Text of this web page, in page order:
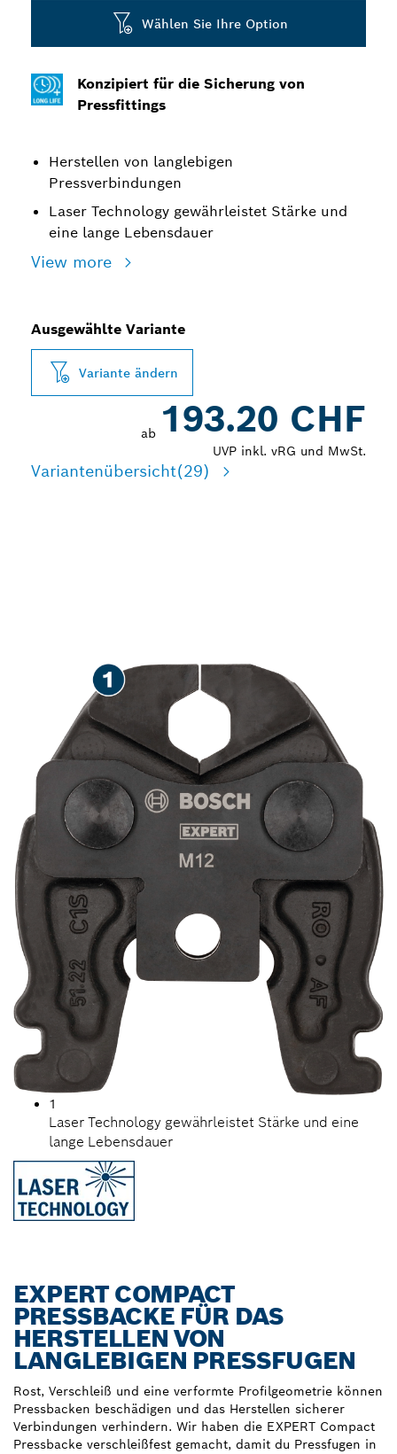
Konzipiert für die Sicherung von
Pressfittings
Herstellen von langlebigen
Pressverbindungen
Laser Technology gewährleistet Stärke und
eine lange Lebensdauer
View more
Wählen Sie Ihre Option
Ausgewählte Variante
Variante ändern
ab 193.20 CHF
UVP inkl. vRG und MwSt.
Variantenübersicht(29)
1
Laser Technology gewährleistet Stärke und eine
lange Lebensdauer
EXPERT COMPACT
PRESSBACKE FÜR DAS
HERSTELLEN VON
LANGLEBIGEN PRESSFUGEN
Rost, Verschleiß und eine verformte Profilgeometrie können
Pressbacken beschädigen und das Herstellen sicherer
Verbindungen verhindern. Wir haben die EXPERT Compact
Pressbacke verschleißfest gemacht, damit du Pressfugen in